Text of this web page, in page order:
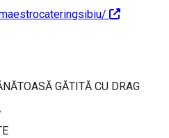
GĂTITĂ CU DRAG